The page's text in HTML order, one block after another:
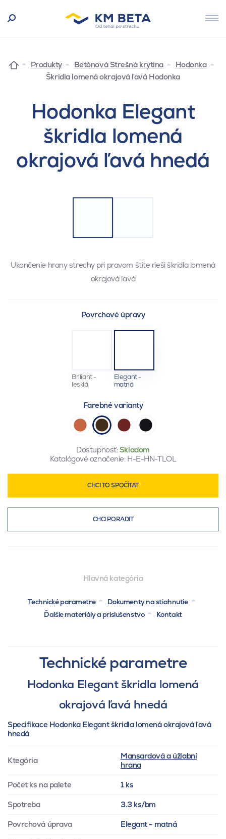
Produkty Betónová Strešná krytina
Hodonka
Škridla lomená okrajová ľavá Hodonka
Hodonka Elegant
škridla lomená
okrajová ľavá hnedá
Ukončenie hrany strechy pri pravom štíte rieši škridla lomená
okrajová ľavá
Povrchové úpravy
Briliant -
lesklá
Elegant -
matná
Farebné varianty
Dostupnosť:Skladom
Katalógové označenie: H-E-HN-TLOL
CHCI TO SPOČÍTAT
CHCI PORADIT
Hlavná kategória
Technické parametre
Dokumenty na stiahnutie
Ďalšie materiály a príslušenstvo
Kontakt
Technické parametre
Hodonka Elegant škridla lomená
okrajová ľavá hnedá
Specifikace Hodonka Elegant škridla lomená okrajová ľavá
hnedá
Ktegória
Mansardová a úžlabní
hrana
Počet ks na palete 1 ks
Spotreba 3.3 ks/bm
Povrchová úprava Elegant - matná